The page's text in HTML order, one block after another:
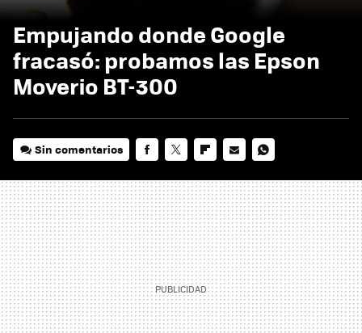
Empujando donde Google
fracasó: probamos las Epson
Moverio BT-300
Sin comentarios
MAIL